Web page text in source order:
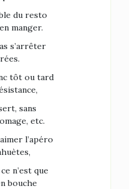
du resto
manger.
s’arrêter
tôt ou tard
sans
etc.
l’apéro
n’est que
bouche